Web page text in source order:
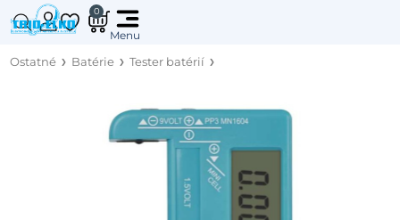
0
Ostatné Batérie Tester batérií